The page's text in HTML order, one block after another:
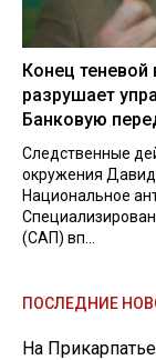
Конец теневой
разрушает
Банковую
Следственные
окружения
Национальное
(САП) вп...
ПОСЛЕДНИЕ
На